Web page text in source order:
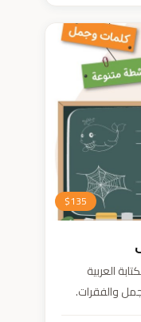
$135
العربية
والفقرات.